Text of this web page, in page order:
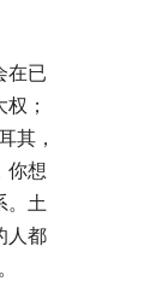
在已
；
其，
你想
。土
人都